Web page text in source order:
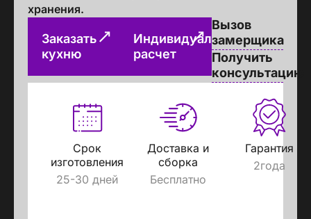
хранения.
Заказать
кухню
Индивидуальный
расчет
Вызов
замерщика
Получить
консультацию
Срок
изготовления
25-30 дней
Доставка и
сборка
Бесплатно
Гарантия
2года